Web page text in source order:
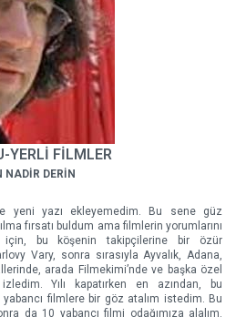
YERLİ FİLMLER
NADİR DERİN
yeni yazı ekleyemedim. Bu sene güz
fırsatı buldum ama filmlerin yorumlarını
için, bu köşenin takipçilerine bir özür
Vary, sonra sırasıyla Ayvalık, Adana,
arada Filmekimi’nde ve başka özel
Yılı kapatırken en azından, bu
filmlere bir göz atalım istedim. Bu
da 10 yabancı filmi odağımıza alalım.